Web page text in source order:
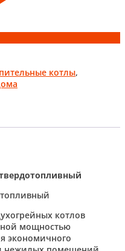
котлы,
котлов
мощностью
экономичного